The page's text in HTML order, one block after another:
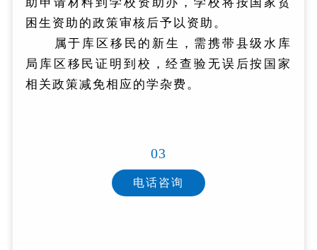
困生资助的政策审核后予以资助。
属于库区移民的新生，需携带县级水库
局库区移民证明到校，经查验无误后按国家
相关政策减免相应的学杂费。
03
电话咨询